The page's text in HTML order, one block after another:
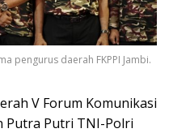
pengurus daerah FKPPI Jambi.
V Forum Komunikasi
Putra Putri TNI-Polri